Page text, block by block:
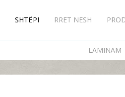
SHTËPI RRET NESH
LAMINAM